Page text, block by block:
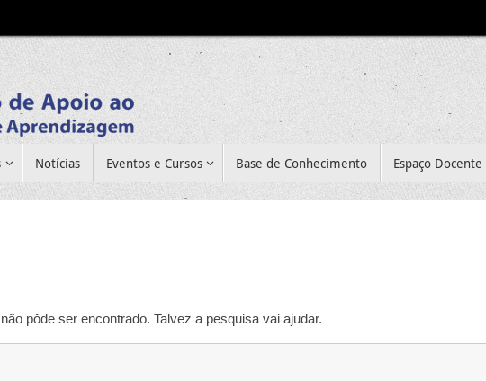
Notícias Eventos e Cursos Base de Conhecimento Espaço Docente
pôde ser encontrado. Talvez a pesquisa vai ajudar.